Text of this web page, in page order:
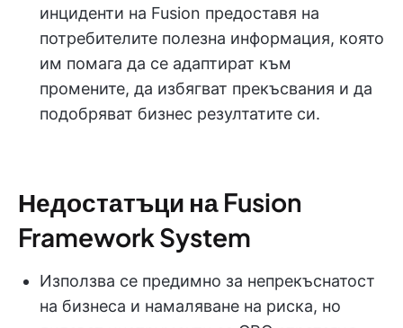
инциденти на Fusion предоставя на
потребителите полезна информация, която
им помага да се адаптират към
промените, да избягват прекъсвания и да
подобряват бизнес резултатите си.
Недостатъци на Fusion
Framework System
Използва се предимно за непрекъснатост
на бизнеса и намаляване на риска, но